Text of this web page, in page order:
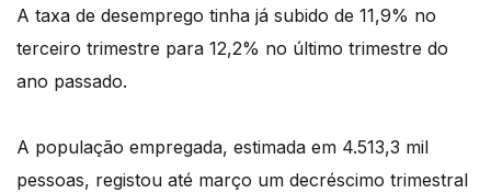
A taxa de desemprego tinha já subido de 11,9% no
terceiro trimestre para 12,2% no último trimestre do
ano passado.
A população empregada, estimada em 4.513,3 mil
pessoas, registou até março um decréscimo trimestral